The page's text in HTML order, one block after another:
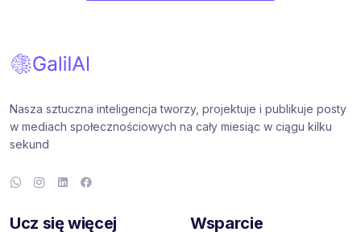
Nasza sztuczna inteligencja tworzy, projektuje i publikuje posty
w mediach społecznościowych na cały miesiąc w ciągu kilku
sekund
Ucz się więcej Wsparcie